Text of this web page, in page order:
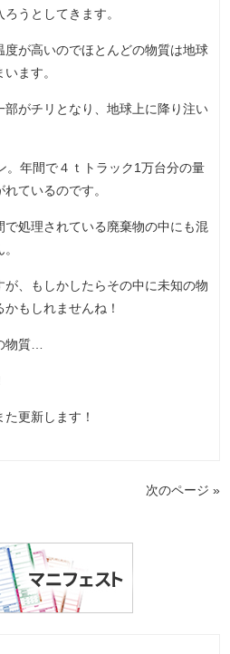
うとしてきます。
度が高いのでほとんどの物質は地球
ます。
部がチリとなり、地球上に降り注い
。年間で４ｔトラック1万台分の量
ているのです。
で処理されている廃棄物の中にも混
、もしかしたらその中に未知の物
もしれませんね！
物質…
更新します！
次のページ »